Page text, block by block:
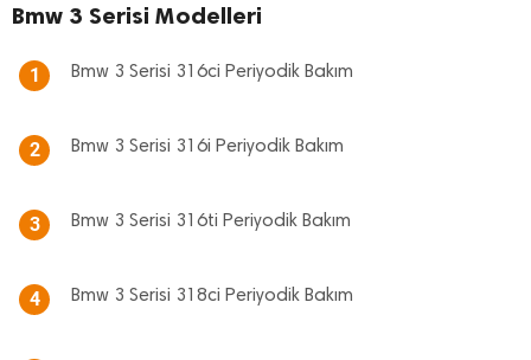
Bmw 3 Serisi Modelleri
1 Bmw 3 Serisi 316ci Periyodik Bakım
2 Bmw 3 Serisi 316i Periyodik Bakım
3 Bmw 3 Serisi 316ti Periyodik Bakım
4 Bmw 3 Serisi 318ci Periyodik Bakım